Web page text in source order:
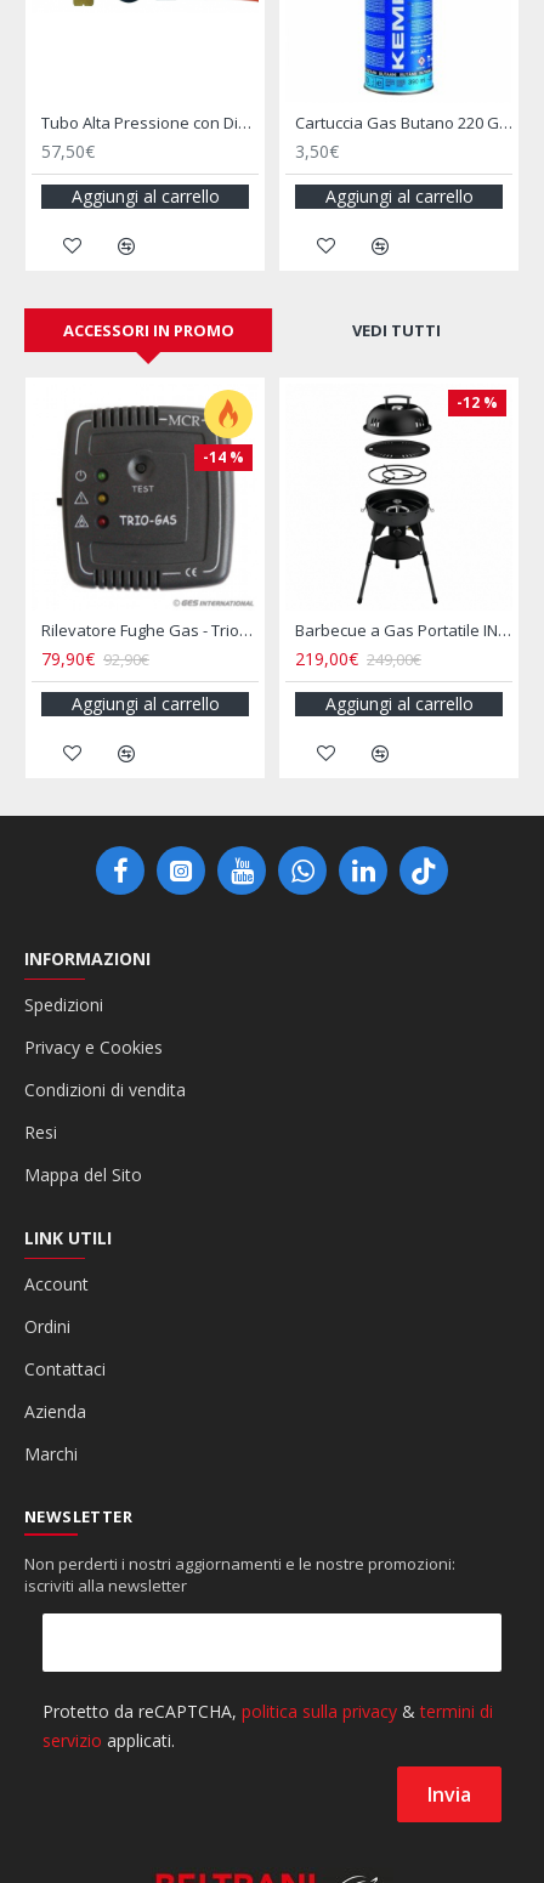
Cartuccia Gas Butano 220 G con Valvola di Sicurezza a Baionetta
103,00€
Aggiungi al carrello
Coppia di Filtri Gas - TRUMA
49,90€
Aggiungi al carrello
ACCESSORI IN PROMO VEDI TUTTI
Barbecue a Gas Portatile INCASA Bollitore 2L Acciaio Inox per Camper e Campeggio
16,00€
Aggiungi al carrello
16,90€
Aggiungi al
INFORMAZIONI
Spedizioni
Privacy e Cookies
Condizioni di vendita
Resi
Mappa del Sito
LINK UTILI
Account
Ordini
Contattaci
Azienda
Marchi
NEWSLETTER
Non perderti i nostri aggiornamenti e le nostre promozioni:
iscriviti alla newsletter